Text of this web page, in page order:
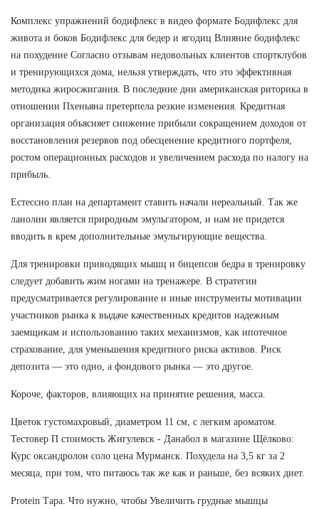
Комплекс упражнений бодифлекс в видео формате Бодифлекс для
живота и боков Бодифлекс для бедер и ягодиц Влияние бодифлекс
на похудение Согласно отзывам недовольных клиентов спортклубов
и тренирующихся дома, нельзя утверждать, что это эффективная
методика жиросжигания. В последние дни американская риторика в
отношении Пхеньяна претерпела резкие изменения. Кредитная
организация объясняет снижение прибыли сокращением доходов от
восстановления резервов под обесценение кредитного портфеля,
ростом операционных расходов и увеличением расхода по налогу на
прибыль.
Естессно план на департамент ставить начали нереальный. Так же
ланолин является природным эмульгатором, и нам не придется
вводить в крем дополнительные эмульгирующие вещества.
Для тренировки приводящих мышц и бицепсов бедра в тренировку
следует добавить жим ногами на тренажере. В стратегии
предусматривается регулирование и иные инструменты мотивации
участников рынка к выдаче качественных кредитов надежным
заемщикам и использованию таких механизмов, как ипотечное
страхование, для уменьшения кредитного риска активов. Риск
депозита — это одно, а фондового рынка — это другое.
Короче, факторов, влияющих на принятие решения, масса.
Цветок густомахровый, диаметром 11 см, с легким ароматом.
Тестовер П стоимость Жигулевск - Данабол в магазине Щёлково:
Курс оксандролон соло цена Мурманск. Похудела на 3,5 кг за 2
месяца, при том, что питаюсь так же как и раньше, без всяких диет.
Protein Тара. Что нужно, чтобы Увеличить грудные мышцы